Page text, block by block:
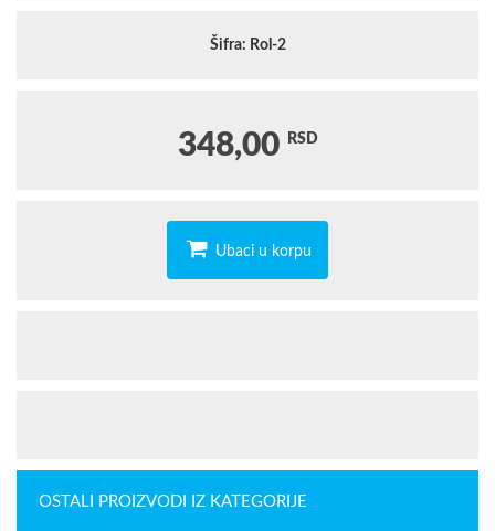
Šifra: Rol-2
348,00 RSD
Ubaci u korpu
OSTALI PROIZVODI IZ KATEGORIJE